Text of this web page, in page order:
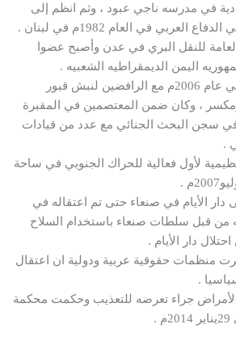
في مدرسه ناجي عبود ، وثم انظم إلى
العربي في العام 1982م في لبنان .
للنقل البري في عدن وأصبح عضوا
اليمن الديمقراطيه الشعبيه .
من اعماله انه خرج في عام 2006م مع الرافضين لنبش قبور
، وكان ضمن المعتصمين في المقبرة
سجن البحث الجنائي مع عدد من قيادات
.
لأول فعالية للحراك الجنوبي في ساحة
الأيام في صنعاء حتى تم اعتقاله في
آثر اتهامه من قبل سلطات صنعاء باستخدام السلاح
دار الأيام .
منظمات حقوقية عربية ودولية ان اعتقال
.
جراء تعرضه للتعذيب وحكمت محكمة